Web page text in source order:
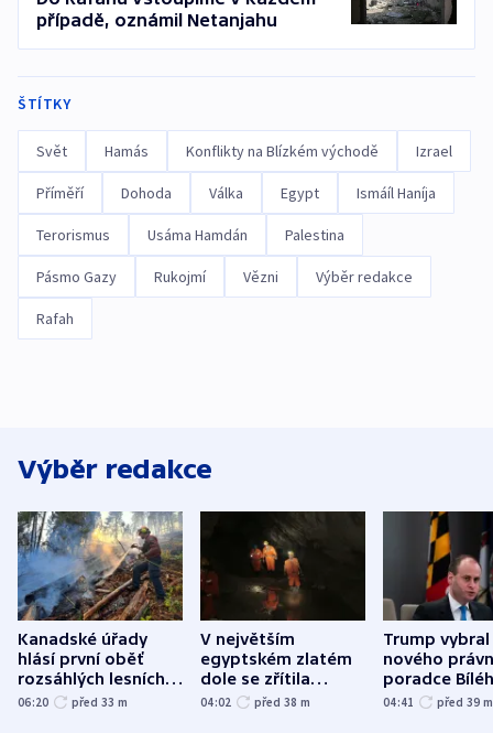
případě, oznámil Netanjahu
ŠTÍTKY
Svět Hamás Konflikty na Blízkém východě Izrael
Příměří Dohoda Válka Egypt Ismáíl Haníja
Terorismus Usáma Hamdán Palestina
Pásmo Gazy Rukojmí Vězni Výběr redakce
Rafah
Výběr redakce
Kanadské úřady
hlásí první oběť
rozsáhlých lesních
požárů
06:20 před 33 m
V největším
egyptském zlatém
dole se zřítila
hornina, jeden
04:02 před 38 m
Trump vybral
nového
poradce
domu
04:41 před 39 m